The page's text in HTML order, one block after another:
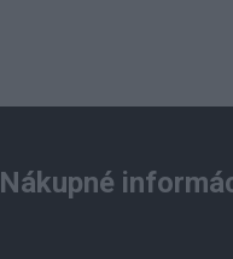
Nákupné